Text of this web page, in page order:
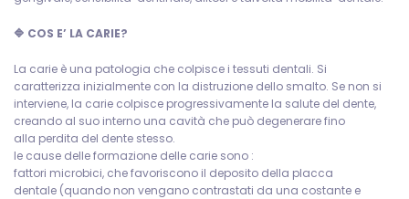
🔷 COS E’ LA CARIE?
La carie è una patologia che colpisce i tessuti dentali. Si
caratterizza inizialmente con la distruzione dello smalto. Se non si
interviene, la carie colpisce progressivamente la salute del dente,
creando al suo interno una cavità che può degenerare fino
alla perdita del dente stesso.
le cause delle formazione delle carie sono :
fattori microbici, che favoriscono il deposito della placca
dentale (quando non vengano contrastati da una costante e